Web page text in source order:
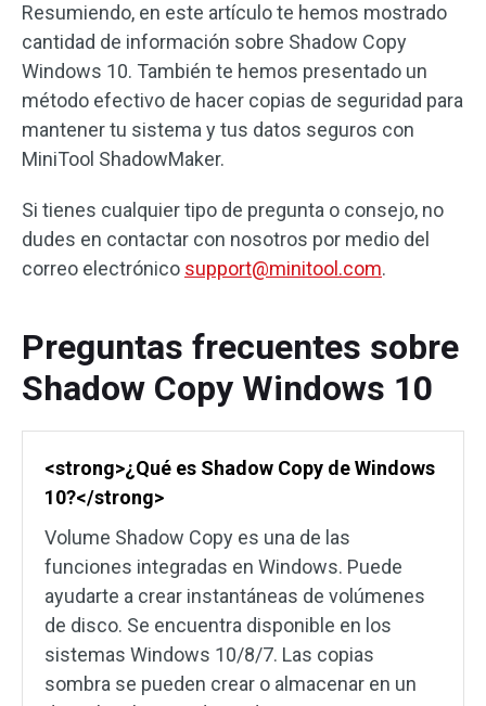
Resumiendo, en este artículo te hemos mostrado
cantidad de información sobre Shadow Copy
Windows 10. También te hemos presentado un
método efectivo de hacer copias de seguridad para
mantener tu sistema y tus datos seguros con
MiniTool ShadowMaker.
Si tienes cualquier tipo de pregunta o consejo, no
dudes en contactar con nosotros por medio del
correo electrónico support@minitool.com.
Preguntas frecuentes sobre
Shadow Copy Windows 10
<strong>¿Qué es Shadow Copy de Windows
10?</strong>
Volume Shadow Copy es una de las
funciones integradas en Windows. Puede
ayudarte a crear instantáneas de volúmenes
de disco. Se encuentra disponible en los
sistemas Windows 10/8/7. Las copias
sombra se pueden crear o almacenar en un